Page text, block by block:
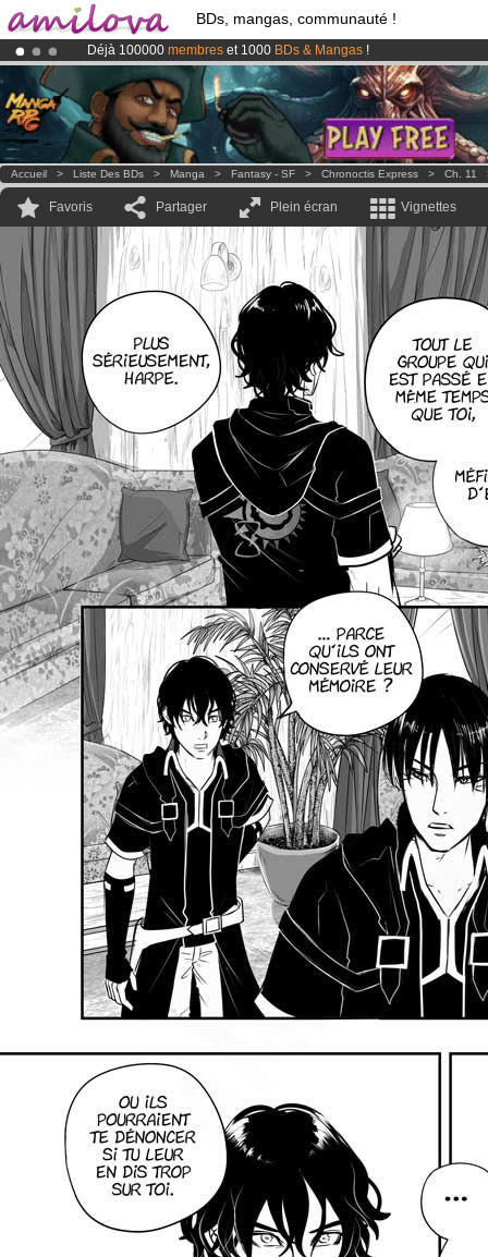
BDs, mangas, communauté !
Déjà 100000 membres et 1000 BDs & Mangas !
Abonnement premium: à partir de3.95 eurospar mois !Clique ici
LeKickstarter Amilova est désormais lancé
Accueil > Liste Des BDs > Manga > Fantasy - SF > Chronoctis Express > Ch. 11
Favoris Partager Plein écran Vignettes